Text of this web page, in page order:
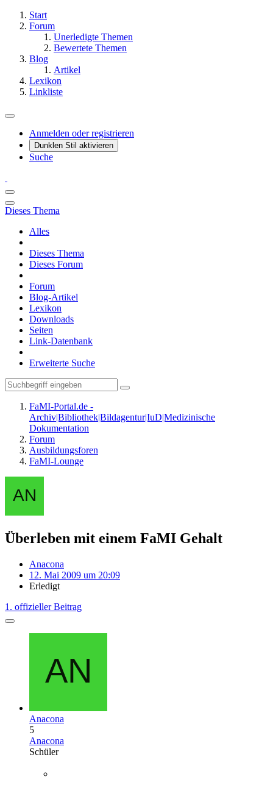
Start
Forum
Unerledigte Themen
Bewertete Themen
Blog
Artikel
Lexikon
Linkliste
Anmelden oder registrieren
Dunklen Stil aktivieren
Suche
Dieses Thema
Alles
Dieses Thema
Dieses Forum
Forum
Blog-Artikel
Lexikon
Downloads
Seiten
Link-Datenbank
Erweiterte Suche
FaMI-Portal.de -
Archiv|Bibliothek|Bildagentur|IuD|Medizinische
Dokumentation
Forum
Ausbildungsforen
FaMI-Lounge
Überleben mit einem FaMI Gehalt
Anacona
12. Mai 2009 um 20:09
Erledigt
1. offizieller Beitrag
Anacona
5
Anacona
Schüler